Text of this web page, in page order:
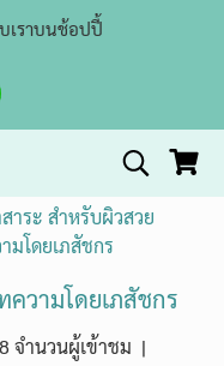
เราบนช้อปปี้
าระ สำหรับผิวสวย
มโดยเภสัชกร
วามโดยเภสัชกร
จำนวนผู้เข้าชม |